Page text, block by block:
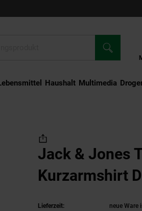
Haushalt Multimedia
Jack & Jones
Kurzarmshirt
Lieferzeit: neue Ware